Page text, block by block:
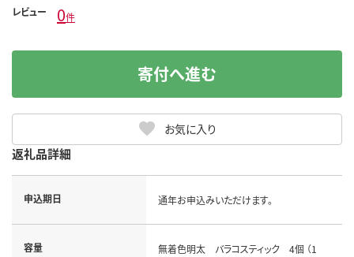
レビュー 0件
お気に入り
寄付へ進む
返礼品詳細
申込期日 通年お申込みいただけます。
容量
無着色明太 バラコスティック 4個 （1